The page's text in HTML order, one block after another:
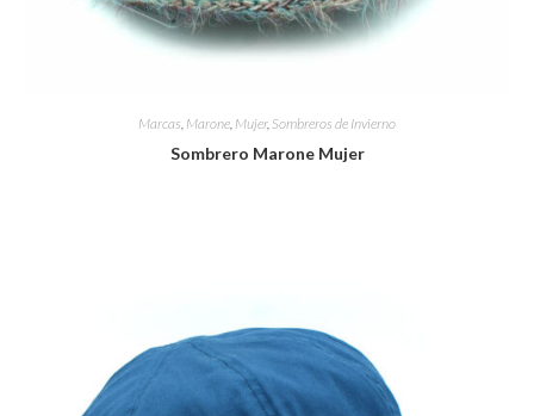
Marcas, Marone, Mujer, Sombreros de Invierno
Sombrero Marone Mujer